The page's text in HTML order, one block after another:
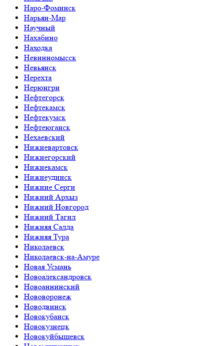
Наро-Фоминск
Нарьян-Мар
Научный
Нахабино
Находка
Невинномысск
Невьянск
Нерехта
Нерюнгри
Нефтегорск
Нефтекамск
Нефтекумск
Нефтеюганск
Нехаевский
Нижневартовск
Нижнегорский
Нижнекамск
Нижнеудинск
Нижние Серги
Нижний Архыз
Нижний Новгород
Нижний Тагил
Нижняя Салда
Нижняя Тура
Николаевск
Николаевск-на-Амуре
Новая Усмань
Новоалександровск
Новоаннинский
Нововоронеж
Новодвинск
Новокубанск
Новокузнецк
Новокуйбышевск